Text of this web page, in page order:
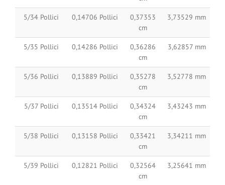
5/34 Pollici 0,14706 Pollici
0,37353
cm
3,73529 mm
5/35 Pollici 0,14286 Pollici
0,36286
cm
3,62857 mm
5/36 Pollici 0,13889 Pollici
0,35278
cm
3,52778 mm
5/37 Pollici 0,13514 Pollici
0,34324
cm
3,43243 mm
5/38 Pollici 0,13158 Pollici
0,33421
cm
3,34211 mm
5/39 Pollici 0,12821 Pollici
0,32564
cm
3,25641 mm